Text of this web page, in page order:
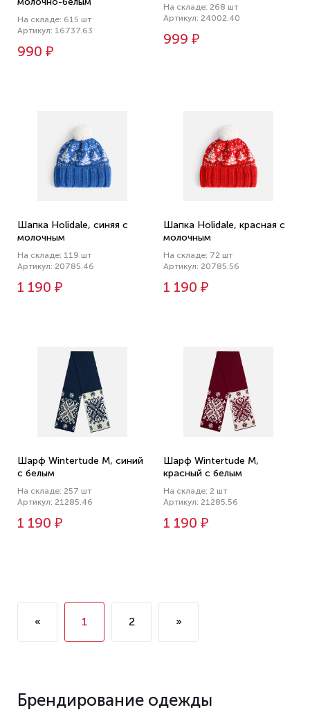
На складе: 615 шт
Артикул: 16737.63
990 ₽
На складе: 268 шт
Артикул: 24002.40
999 ₽
Шапка Holidale, синяя с
молочным
На складе: 119 шт
Артикул: 20785.46
1 190 ₽
Шапка Holidale, красная с
молочным
На складе: 72 шт
Артикул: 20785.56
1 190 ₽
Шарф Wintertude M, синий
с белым
На складе: 257 шт
Артикул: 21285.46
1 190 ₽
Шарф Wintertude M,
красный с белым
На складе: 2 шт
Артикул: 21285.56
1 190 ₽
« 1 2 »
Брендирование одежды